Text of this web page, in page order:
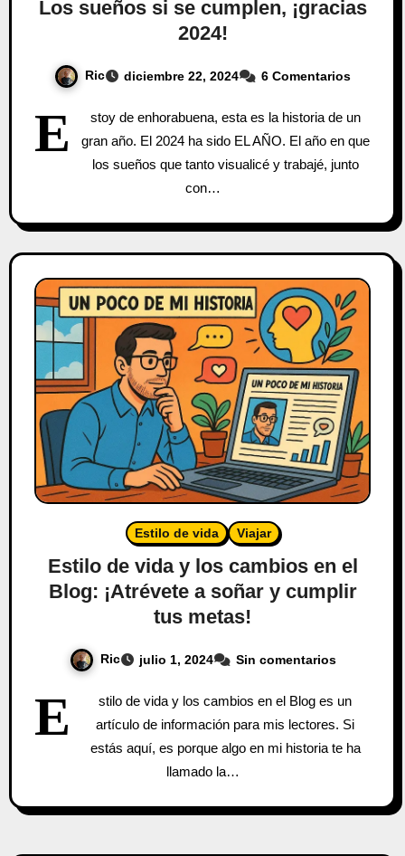
Los sueños si se cumplen, ¡gracias
2024!
Ric diciembre 22, 2024 6 Comentarios
E
stoy de enhorabuena, esta es la historia de un
gran año. El 2024 ha sido EL AÑO. El año en que
los sueños que tanto visualicé y trabajé, junto
con…
Estilo de vida Viajar
Estilo de vida y los cambios en el
Blog: ¡Atrévete a soñar y cumplir
tus metas!
Ric julio 1, 2024 Sin comentarios
E
stilo de vida y los cambios en el Blog es un
artículo de información para mis lectores. Si
estás aquí, es porque algo en mi historia te ha
llamado la…